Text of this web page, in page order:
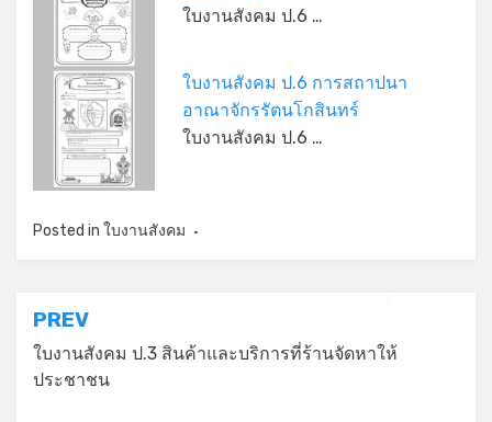
ใบงานสังคม ป.6 …
ใบงานสังคม ป.6 การสถาปนา
อาณาจักรรัตนโกสินทร์
ใบงานสังคม ป.6 …
Posted in ใบงานสังคม
แนะแนว
เรื่อง
PREV
ใบงานสังคม ป.3 สินค้าและบริการที่ร้านจัดหาให้
ประชาชน